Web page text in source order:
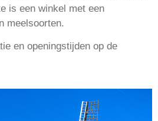
is een winkel met een
meelsoorten.
en openingstijden op de